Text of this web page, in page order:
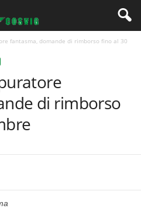
fantasma, domande di rimborso fino al 30
di rimborso